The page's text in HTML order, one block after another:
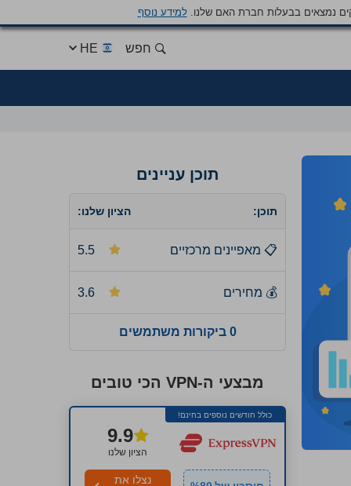
נמצאים בבעלות חברת האם שלנו.למידע נוסף
חפש
תוכן עניינים
תוכן: הציון שלנו:
📋 מאפיינים מרכזיים 5.5
💰 מחירים 3.6
0 ביקורות משתמשים
מבצעי ה-VPN הכי טובים
כולל חודשים נוספים בחינם!
הציון שלנו
9.9
נצלו את